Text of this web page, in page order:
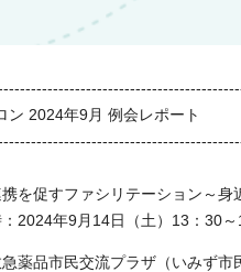
2024年9月 例会レポート
携を促すファシリテーション～
：2024年9月14日（土）13：30
薬品市民交流プラザ（いみず市